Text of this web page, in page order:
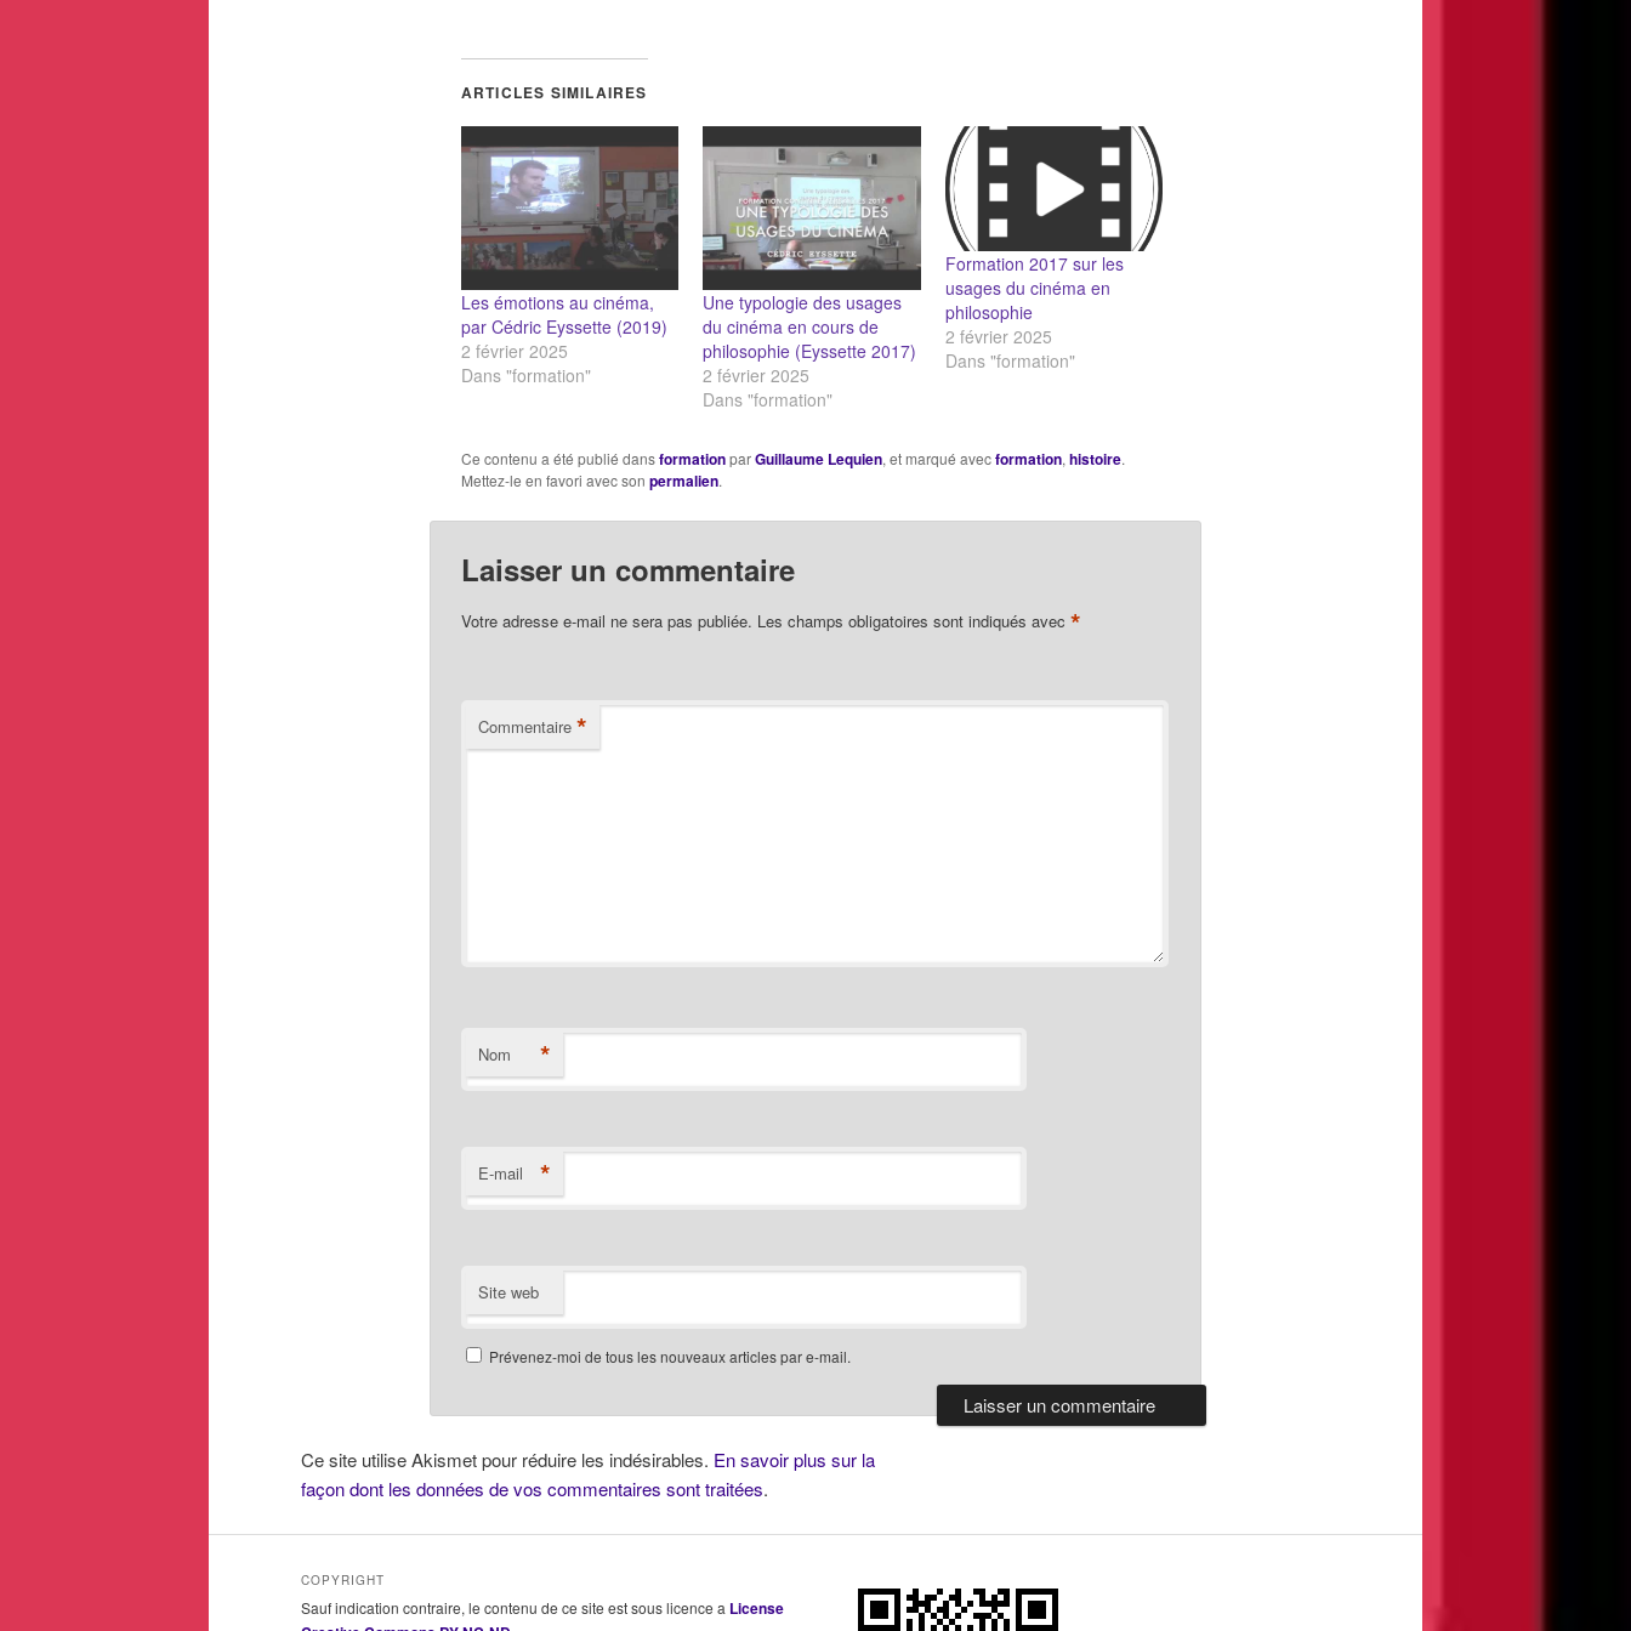
ARTICLES SIMILAIRES
Les émotions au cinéma,
par Cédric Eyssette (2019)
2 février 2025
Dans "formation"
Une typologie des usages
du cinéma en cours de
philosophie (Eyssette 2017)
2 février 2025
Dans "formation"
Formation 2017 sur les
usages du cinéma en
philosophie
2 février 2025
Dans "formation"
Ce contenu a été publié dansformationparGuillaume Lequien, et marqué avecformation, histoire.
Mettez-le en favori avec son permalien.
Laisser un commentaire
Votre adresse e-mail ne sera pas publiée. Les champs obligatoires sont indiqués avec *
Commentaire *
Nom *
E-mail *
Site web
Prévenez-moi de tous les nouveaux articles par e-mail.
Ce site utilise Akismet pour réduire les indésirables. En savoir plus sur la
façon dont les données de vos commentaires sont traitées.
COPYRIGHT
Sauf indication contraire, le contenu de ce site est sous licence a License